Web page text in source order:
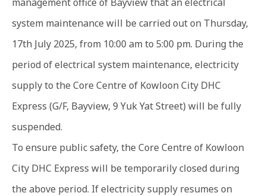
system maintenance will be carried out on Thursday,
17th July 2025, from 10:00 am to 5:00 pm. During the
period of electrical system maintenance, electricity
supply to the Core Centre of Kowloon City DHC
Express (G/F, Bayview, 9 Yuk Yat Street) will be fully
suspended.
To ensure public safety, the Core Centre of Kowloon
City DHC Express will be temporarily closed during
the above period. If electricity supply resumes on